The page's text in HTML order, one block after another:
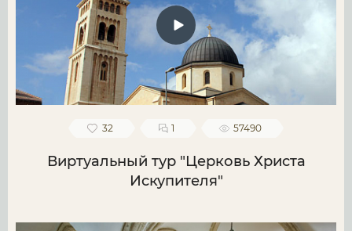
32 1 57490
Виртуальный тур "Церковь Христа
Искупителя"